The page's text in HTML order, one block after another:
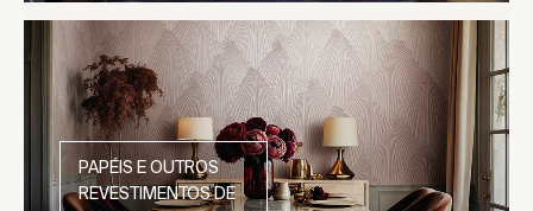
PAPÉIS E OUTROS
REVESTIMENTOS DE